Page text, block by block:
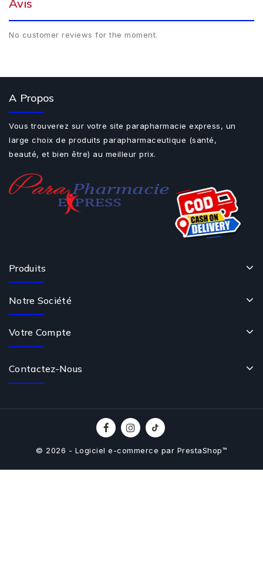
Avis
No customer reviews for the moment.
A Propos
Vous trouverez sur votre site parapharmacie express, un
large choix de produits parapharmaceutique (santé,
beauté, et bien être) au meilleur prix.
Produits
Notre Société
Votre Compte
Contactez-Nous
© 2026 - Logiciel e-commerce par PrestaShop™